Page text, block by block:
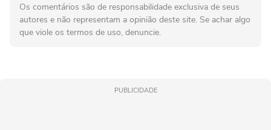
Os comentários são de responsabilidade exclusiva de seus
autores e não representam a opinião deste site. Se achar algo
que viole os termos de uso, denuncie.
PUBLICIDADE